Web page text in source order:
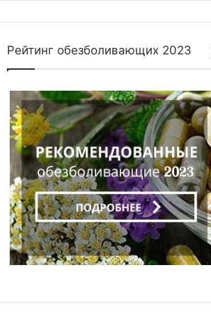
Рейтинг обезболивающих 2023